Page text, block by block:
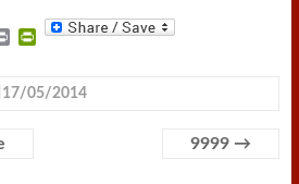
n
P
n
17/05/2014
9999 →